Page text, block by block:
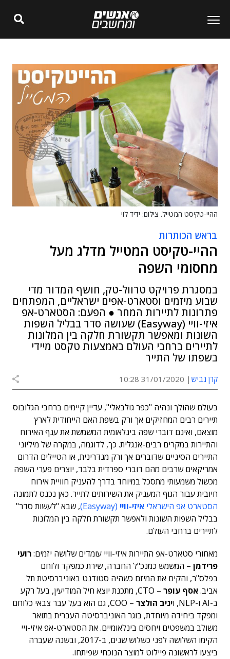
ההיי-טקיסט המטייל. צילום: ידיד לוי
בראש הכותרות
ההיי-טקיסט המטייל מדלג מעל
מחסומי השפה
במסגרת פרויקט טרוול-טק, חושף המדור מדי
שבוע מיזמים וסטארט-אפים ישראליים, המפתחים
פתרונות לתיירות המחר ● הפעם: הסטארט-אפ
איזי-וויי (Easyway) שעושה סדר בבליל השפות
השונות ומאפשר תקשורת חלקה בין המלונות
לתיירים ברחבי העולם באמצעות טקסט מיידי
בשפתו של התייר
קרן גביש 31/01/2020 10:28
בעולם שהולך ונהיה "כפר גולבאלי", עדיין קיימים ברחבי הגלובוס
תיירים רבים המחזיקים אך ורק בשפת האם הייחודית לארץ
מוצאם, ואינם דוברי שפה בינלאומית המשמשת את ענף האירוח
והתיירות במקרים רבים-אנגלית. כך, לדוגמה, במקרה של מיליוני
התיירים הסיניים שדוברים אך ורק מנדרינית, או הטיילים הדרום
אמריקאים שרבים מהם דוברי ספרדית בלבד, יוצרים פערי השפה
מכשול משמעותי מתסכל במיוחד בדרך להעניק חוויית אירוח
חיובית עבור הגוף המעניק את השירותים לתייר. כאן נכנס לתמונה
הסטארט אפ הישראלי איזי-וויי (Easyway)
, שבא "לעשות סדר"
בבליל השפות השונות ולאפשר תקשורת חלקה בין המלונות
לתיירים ברחבי העולם.
מאחורי סטארט-אפ התיירות איזי-וויי עומדים שלושה יזמים:רועי
פרידמן – המשמש כמנכ"ל החברה, שירת כמפקד ולוחם
בפלס"ר, והקים את המיזם כשהיה סטודנט באוניברסיטת תל
אביב.אסף עופר
– CTO, מתכנת יוצא חיל המודיעין, בעל רקע
ב-AI ו-NLP, ו
יניב הולצר –
COO, גם הוא בעל עבר צבאי כלוחם
ומפקד ביחידה מיוחדת, בוגר האוניברסיטה העברית בתואר
משולב במשפטים ויחסים בינלאומיים. את הסטארט-אפ איזי-ויי
הקימו השלושה לפני כשלוש שנים, ב-2017, ובשנה שעברה
ביצעו לראשונה פיילוט למוצר הנוכחי שפיתחו.